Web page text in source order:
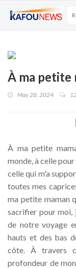
À ma petite
May 28, 2024
À ma petite
monde, à celle
celle qui m'a
toutes mes
ma petite maman
sacrifier pour moi,
de notre voyage
hauts et des bas
côte. À travers
profondeur de